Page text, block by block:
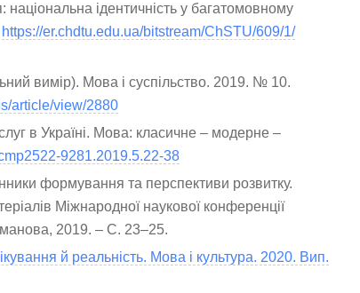
ідентичність у багатомовному
https://er.chdtu.edu.ua/bitstream/ChSTU/609/1/
вимір). Мова і суспільство. 2019. № 10.
article/view/2880
в Україні. Мова: класичне – модерне –
9281.2019.5.22-38
формування та перспективи розвитку.
Міжнародної наукової конференції
2019. – С. 23–25.
й реальність. Мова і культура. 2020. Вип.